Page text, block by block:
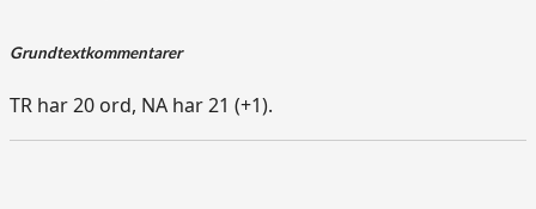
Grundtextkommentarer
TR har 20 ord, NA har 21 (+1).